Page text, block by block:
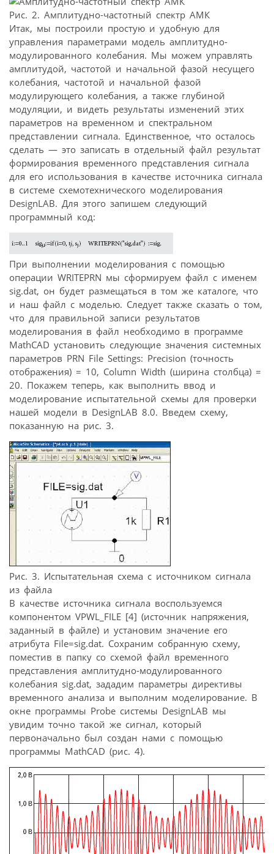
Рис. 2. Амплитудно-частотный спектр АМК
Итак, мы построили простую и удобную для
управления параметрами модель амплитудно-
модулированного колебания. Мы можем управлять
амплитудой, частотой и начальной фазой несущего
колебания, частотой и начальной фазой
модулирующего колебания, а также глубиной
модуляции, и видеть результаты изменений этих
параметров на временном и спектральном
представлении сигнала. Единственное, что осталось
сделать — это записать в отдельный файл результат
формирования временного представления сигнала
для его использования в качестве источника сигнала
в системе схемотехнического моделирования
DesignLAB. Для этого запишем следующий
программный код:
При выполнении моделирования с помощью
операции WRITEPRN мы сформируем файл с именем
sig.dat, он будет размещаться в том же каталоге, что
и наш файл с моделью. Следует также сказать о том,
что для правильной записи результатов
моделирования в файл необходимо в программе
MathCAD установить следующие значения системных
параметров PRN File Settings: Precision (точность
отображения) = 10, Column Width (ширина столбца) =
20. Покажем теперь, как выполнить ввод и
моделирование испытательной схемы для проверки
нашей модели в DesignLAB 8.0. Введем схему,
показанную на рис. 3.
Рис. 3. Испытательная схема с источником сигнала
из файла
В качестве источника сигнала воспользуемся
компонентом VPWL_FILE [4] (источник напряжения,
заданный в файле) и установим значение его
атрибута File=sig.dat. Сохраним собранную схему,
поместив в папку со схемой файл временного
представления амплитудно-модулированного
колебания sig.dat, зададим параметры директивы
временного анализа и выполним моделирование. В
окне программы Probe системы DesignLAB мы
увидим точно такой же сигнал, который
первоначально был создан нами с помощью
программы MathCAD (рис. 4).